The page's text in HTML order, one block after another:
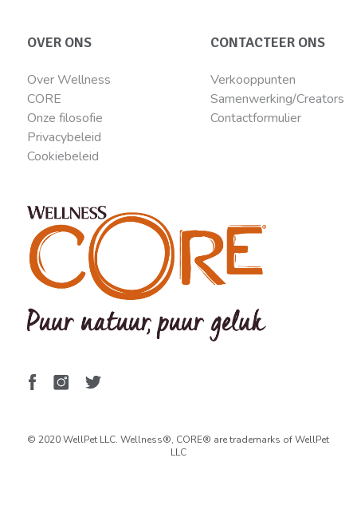
OVER ONS
Over Wellness
CORE
Onze filosofie
Privacybeleid
Cookiebeleid
CONTACTEER ONS
Verkooppunten
Samenwerking/Creators
Contactformulier
© 2020 WellPet LLC. Wellness®, CORE® are trademarks of WellPet
LLC